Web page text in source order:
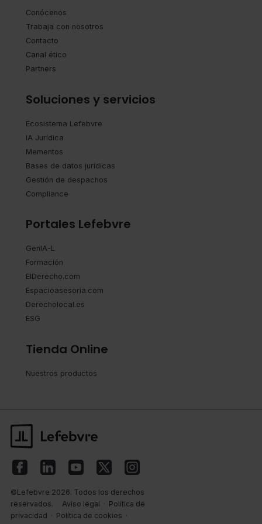
seleccionar solo aquellas que quieras permitir en tu
navegador. Si no seleccionas ninguna utilizaremos las
que sean indispensables para la navegación.
Saber más acerca de las cookies
Conócenos
Trabaja con nosotros
Contacto
Canal ético
Partners
Soluciones y servicios
Ecosistema Lefebvre
IA Jurídica
Mementos
Bases de datos jurídicas
Gestión de despachos
Compliance
Portales Lefebvre
GenIA-L
Formación
ElDerecho.com
Espacioasesoria.com
Derecholocal.es
ESG
Tienda Online
Nuestros productos
©Lefebvre 2026. Todos los derechos
reservados.
Aviso legal · Política de
privacidad · Política de cookies ·